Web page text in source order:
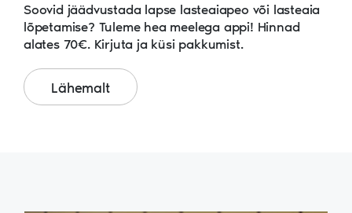
Soovid jäädvustada lapse lasteaiapeo või lasteaia
lõpetamise? Tuleme hea meelega appi! Hinnad
alates 70€. Kirjuta ja küsi pakkumist.
Lähemalt